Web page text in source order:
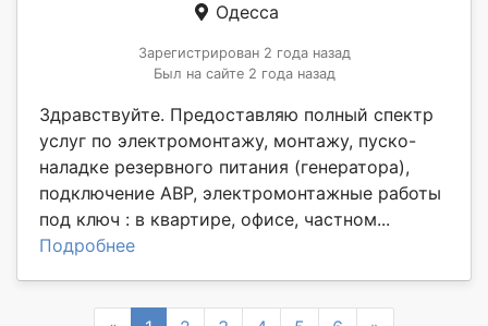
Одесса
Зарегистрирован 2 года назад
Был на сайте 2 года назад
Здравствуйте. Предоставляю полный спектр
услуг по электромонтажу, монтажу, пуско-
наладке резервного питания (генератора),
подключение АВР, электромонтажные работы
под ключ : в квартире, офисе, частном...
Подробнее